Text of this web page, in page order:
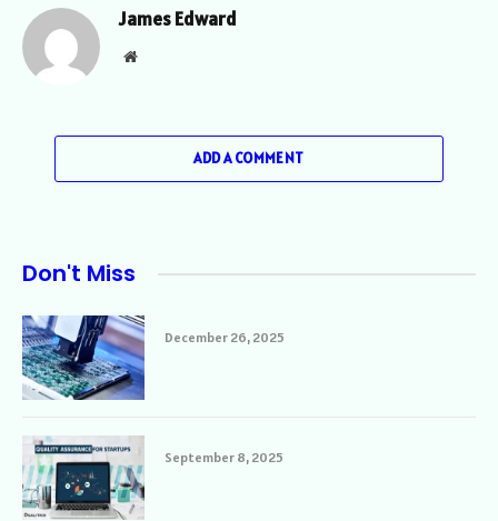
James Edward
Website
ADD A COMMENT
Don't Miss
December 26, 2025
September 8, 2025